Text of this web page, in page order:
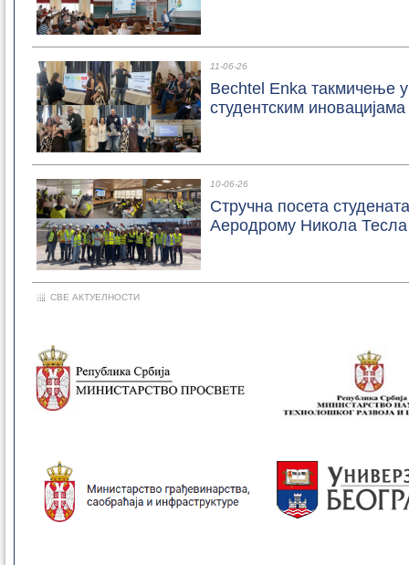
11-06-26
Bechtel Enka такмичење у
студентским иновацијама
10-06-26
Стручна посета студената
Аеродрому Никола Тесла
СВЕ АКТУЕЛНОСТИ